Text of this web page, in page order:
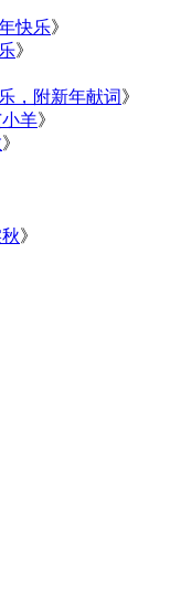
快乐》
》
，附新年献词 》
羊》
》
》